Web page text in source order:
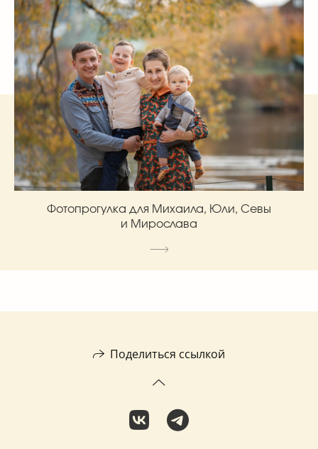
Фотопрогулка для Михаила, Юли, Севы
и Мирослава
Поделиться ссылкой